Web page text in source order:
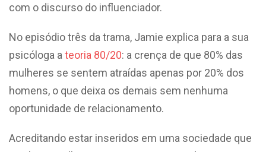
com o discurso do influenciador.
No episódio três da trama, Jamie explica para a sua
psicóloga a teoria 80/20: a crença de que 80% das
mulheres se sentem atraídas apenas por 20% dos
homens, o que deixa os demais sem nenhuma
oportunidade de relacionamento.
Acreditando estar inseridos em uma sociedade que